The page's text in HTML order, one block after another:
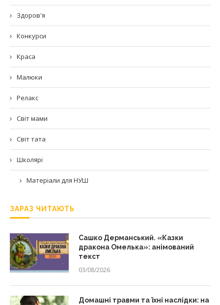
Здоров'я
Конкурси
Краса
Малюки
Релакс
Світ мами
Світ тата
Школярі
Матеріали для НУШ
ЗАРАЗ ЧИТАЮТЬ
Сашко Дерманський. «Казки
дракона Омелька»: анімований
текст
03/08/2026
Домашні травми та їхні наслідки: на